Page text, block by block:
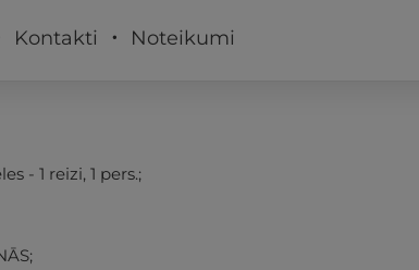
Kontakti Noteikumi
- 1 reizi, 1 pers.;